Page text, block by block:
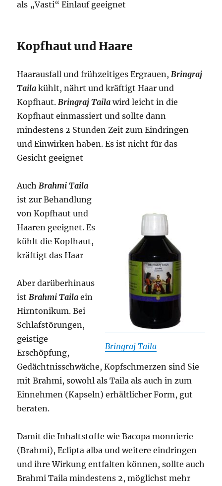
als „Vasti“ Einlauf geeignet
Kopfhaut und Haare
Haarausfall und frühzeitiges Ergrauen, Bringraj
Taila kühlt, nährt und kräftigt Haar und
Kopfhaut. Bringraj Taila wird leicht in die
Kopfhaut einmassiert und sollte dann
mindestens 2 Stunden Zeit zum Eindringen
und Einwirken haben. Es ist nicht für das
Gesicht geeignet
Bringraj Taila
Auch Brahmi Taila
ist zur Behandlung
von Kopfhaut und
Haaren geeignet. Es
kühlt die Kopfhaut,
kräftigt das Haar
Aber darüberhinaus
ist Brahmi Taila ein
Hirntonikum. Bei
Schlafstörungen,
geistige
Erschöpfung,
Gedächtnisschwäche, Kopfschmerzen sind Sie
mit Brahmi, sowohl als Taila als auch in zum
Einnehmen (Kapseln) erhältlicher Form, gut
beraten.
Damit die Inhaltstoffe wie Bacopa monnierie
(Brahmi), Eclipta alba und weitere eindringen
und ihre Wirkung entfalten können, sollte auch
Brahmi Taila mindestens 2, möglichst mehr